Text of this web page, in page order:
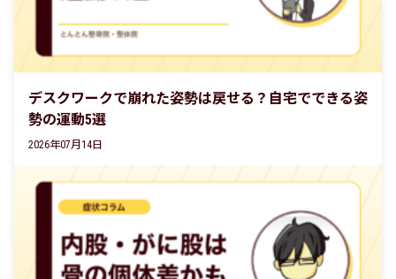
デスクワークで崩れた姿勢は戻せる？自宅でできる姿
勢の運動5選
2026年07月14日